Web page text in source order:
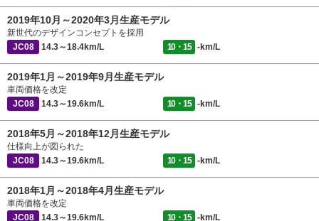
2019年10月～2020年3月生産モデル
新世代のデザインコンセプトを採用
JC08
14.3～18.4km/L 10・15 -km/L
2019年1月～2019年9月生産モデル
車両価格を改定
JC08
14.3～19.6km/L 10・15 -km/L
2018年5月～2018年12月生産モデル
仕様向上が図られた
JC08
14.3～19.6km/L 10・15 -km/L
2018年1月～2018年4月生産モデル
車両価格を改定
JC08
14.3～19.6km/L 10・15 -km/L